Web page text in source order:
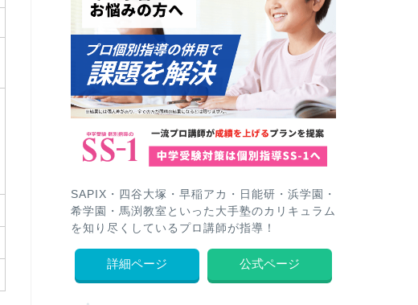
SAPIX・四谷大塚・早稲アカ・日能研・浜学園・
希学園・馬渕教室といった大手塾のカリキュラム
を知り尽くしているプロ講師が指導！
詳細ページ 公式ページ